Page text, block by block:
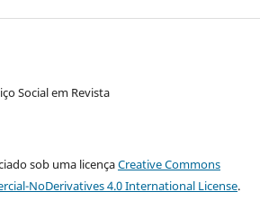
Social em Revista
sob uma licençaCreative Commons
NoDerivatives 4.0 International License.